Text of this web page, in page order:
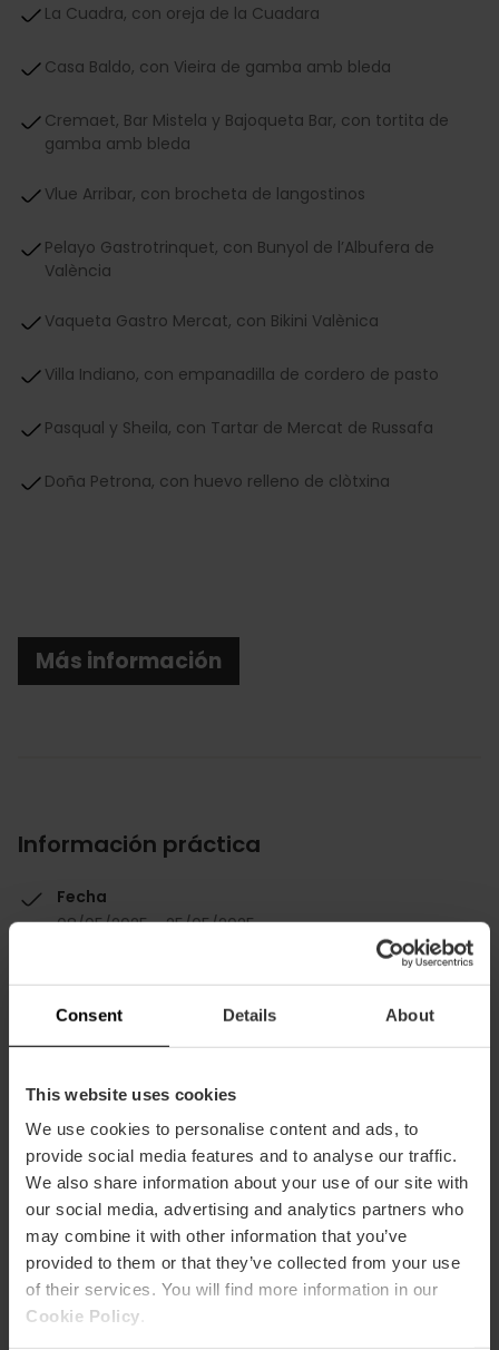
Consent Details About
This website uses cookies
We use cookies to personalise content and ads, to
provide social media features and to analyse our traffic.
We also share information about your use of our site with
our social media, advertising and analytics partners who
may combine it with other information that you’ve
provided to them or that they’ve collected from your use
of their services. You will find more information in our
Cookie Policy
La Cuadra, con oreja de la Cuadara
Casa Baldo, con Vieira de gamba amb bleda
Cremaet, Bar Mistela y Bajoqueta Bar, con tortita de
gamba amb bleda
Vlue Arribar, con brocheta de langostinos
Pelayo Gastrotrinquet, con Bunyol de l’Albufera de
València
Vaqueta Gastro Mercat, con Bikini Valènica
Villa Indiano, con empanadilla de cordero de pasto
Pasqual y Sheila, con Tartar de Mercat de Russafa
Doña Petrona, con huevo relleno de clòtxina
Más información
Información práctica
Fecha
08/05/2025 - 25/05/2025
5 €.
Contacto
Más información